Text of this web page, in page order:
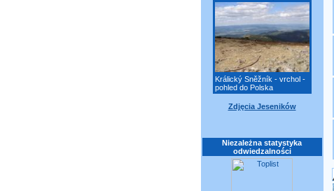
Králický Sněžník - vrchol -
pohled do Polska
Zdjęcia Jeseników
Niezależna statystyka
odwiedzalności